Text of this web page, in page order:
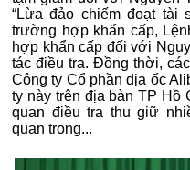
“Lừa đảo chiếm đoạt tài
trường hợp khẩn cấp,
hợp khẩn cấp đối với
tác điều tra. Đồng thời,
Công ty Cổ phần địa ốc
ty này trên địa bàn TP Hồ
quan điều tra thu giữ
quan trọng...